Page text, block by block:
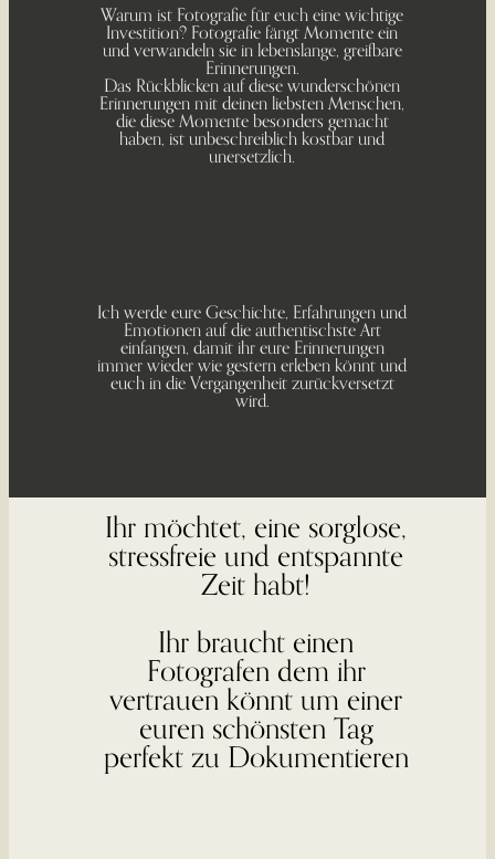
Warum ist Fotografie für euch eine wichtige
Investition? Fotografie fängt Momente ein
und verwandeln sie in lebenslange, greifbare
Erinnerungen.
Das Rückblicken auf diese wunderschönen
Erinnerungen mit deinen liebsten Menschen,
die diese Momente besonders gemacht
haben, ist unbeschreiblich kostbar und
unersetzlich.
Ich werde eure Geschichte, Erfahrungen und
Emotionen auf die authentischste Art
einfangen, damit ihr eure Erinnerungen
immer wieder wie gestern erleben könnt und
euch in die Vergangenheit zurückversetzt
wird.
Ihr möchtet, eine sorglose,
stressfreie und entspannte
Zeit habt!
Ihr braucht einen
Fotografen dem ihr
vertrauen könnt um einer
euren schönsten Tag
perfekt zu Dokumentieren